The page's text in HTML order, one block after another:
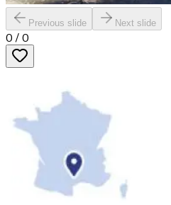
Previous slide Next slide
0 / 0